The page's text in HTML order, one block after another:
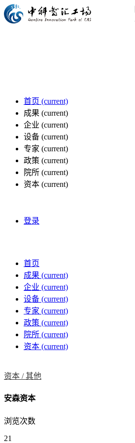
首页 (current)
成果 (current)
企业 (current)
设备 (current)
专家 (current)
政策 (current)
院所 (current)
资本 (current)
登录
首页
成果 (current)
企业 (current)
设备 (current)
专家 (current)
政策 (current)
院所 (current)
资本 (current)
资本 /其他
安森资本
浏览次数
21